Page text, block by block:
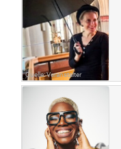
Quelle: Veranstalter